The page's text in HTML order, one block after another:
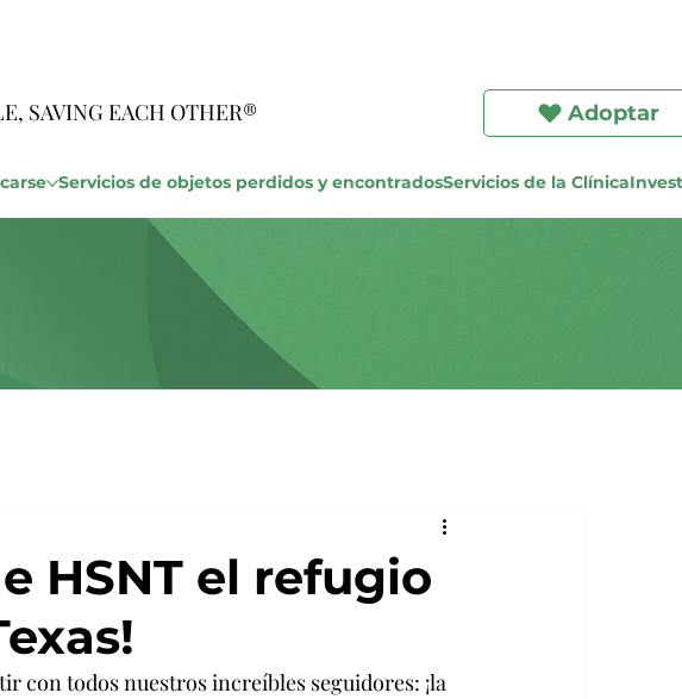
SAVING EACH OTHER® Adoptar
Servicios de objetos perdidos y encontradosServicios de la Clínica
HSNT el refugio
con todos nuestros increíbles seguidores: ¡la